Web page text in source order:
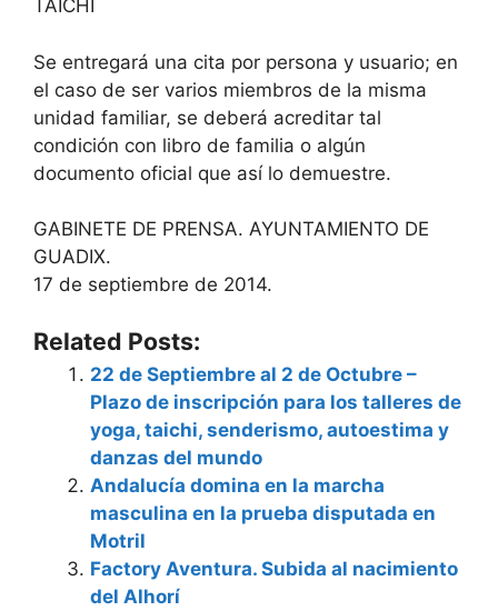
TAICHI
Se entregará una cita por persona y usuario; en
el caso de ser varios miembros de la misma
unidad familiar, se deberá acreditar tal
condición con libro de familia o algún
documento oficial que así lo demuestre.
GABINETE DE PRENSA. AYUNTAMIENTO DE
GUADIX.
17 de septiembre de 2014.
Related Posts:
22 de Septiembre al 2 de Octubre –
Plazo de inscripción para los talleres de
yoga, taichi, senderismo, autoestima y
danzas del mundo
Andalucía domina en la marcha
masculina en la prueba disputada en
Motril
Factory Aventura. Subida al nacimiento
del Alhorí